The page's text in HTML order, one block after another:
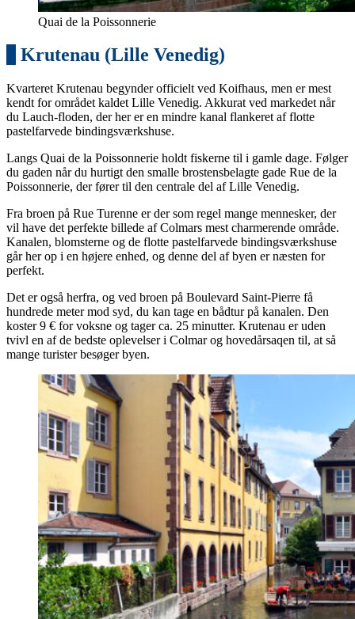
Quai de la Poissonnerie
Krutenau (Lille Venedig)
Kvarteret Krutenau begynder officielt ved Koifhaus, men er mest
kendt for området kaldet Lille Venedig. Akkurat ved markedet når
du Lauch-floden, der her er en mindre kanal flankeret af flotte
pastelfarvede bindingsværkshuse.
Langs Quai de la Poissonnerie holdt fiskerne til i gamle dage. Følger
du gaden når du hurtigt den smalle brostensbelagte gade Rue de la
Poissonnerie, der fører til den centrale del af Lille Venedig.
Fra broen på Rue Turenne er der som regel mange mennesker, der
vil have det perfekte billede af Colmars mest charmerende område.
Kanalen, blomsterne og de flotte pastelfarvede bindingsværkshuse
går her op i en højere enhed, og denne del af byen er næsten for
perfekt.
Det er også herfra, og ved broen på Boulevard Saint-Pierre få
hundrede meter mod syd, du kan tage en bådtur på kanalen. Den
koster 9 € for voksne og tager ca. 25 minutter. Krutenau er uden
tvivl en af de bedste oplevelser i Colmar og hovedårsaqen til, at så
mange turister besøger byen.